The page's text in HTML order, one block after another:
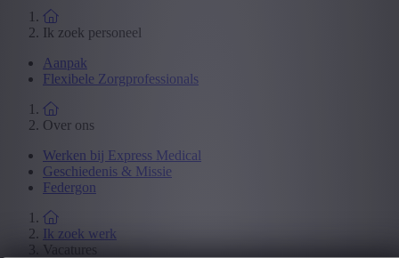
Ik zoek personeel
Aanpak
Flexibele Zorgprofessionals
Over ons
Werken bij Express Medical
Geschiedenis & Missie
Federgon
Ik zoek werk
Vacatures